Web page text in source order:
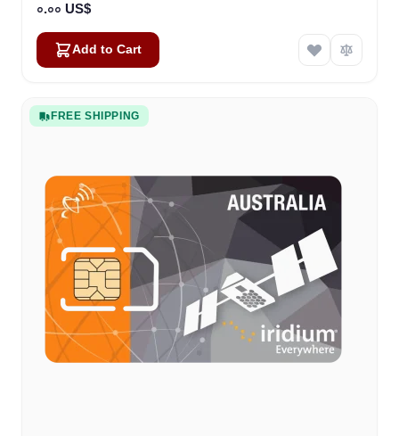
০.০০ US$
Add to Cart
FREE SHIPPING